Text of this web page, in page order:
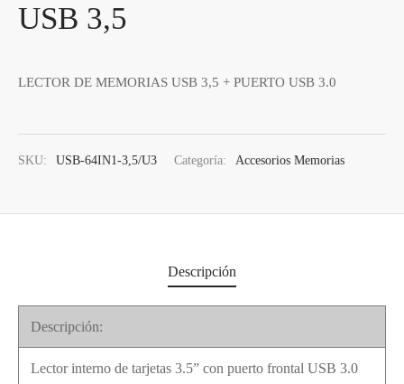
USB 3,5
LECTOR DE MEMORIAS USB 3,5 + PUERTO USB 3.0
SKU: USB-64IN1-3,5/U3 Categoría: Accesorios Memorias
Descripción
Descripción:
Lector interno de tarjetas 3.5” con puerto frontal USB 3.0